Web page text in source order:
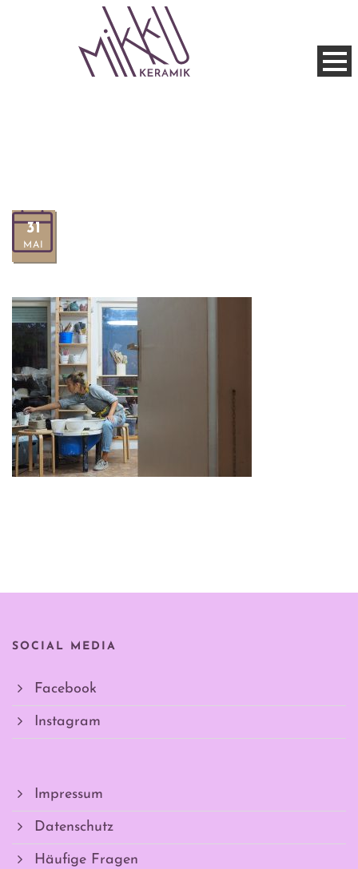
31
MAI
SOCIAL MEDIA
Facebook
Instagram
Impressum
Datenschutz
Häufige Fragen